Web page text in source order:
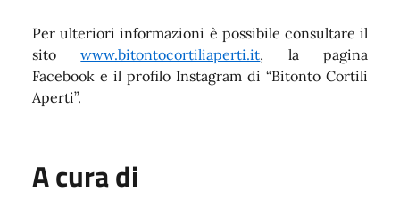
Per ulteriori informazioni è possibile consultare il
sitowww.bitontocortiliaperti.it, la pagina
Facebook e il profilo Instagram di “Bitonto Cortili
Aperti”.
A cura di